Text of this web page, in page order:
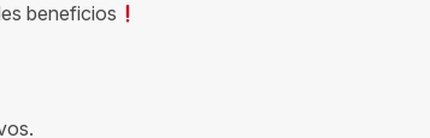
beneficios